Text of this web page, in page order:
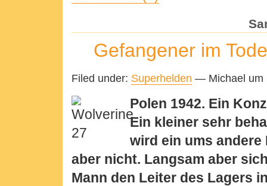
Gefangener im
Filed under: Superhelden — Michael um
Polen 1942. Ein
Ein kleiner sehr
wird ein ums
aber nicht. Langsam aber
Mann den Leiter des Lagers